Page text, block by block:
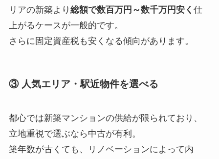
リアの新築より 総額で数百万円～数千万円安く 仕
上がるケースが一般的です。
さらに固定資産税も安くなる傾向があります。
③ 人気エリア・駅近物件を選べる
都心では新築マンションの供給が限られており、
立地重視で選ぶなら中古が有利。
築年数が古くても、リノベーションによって内